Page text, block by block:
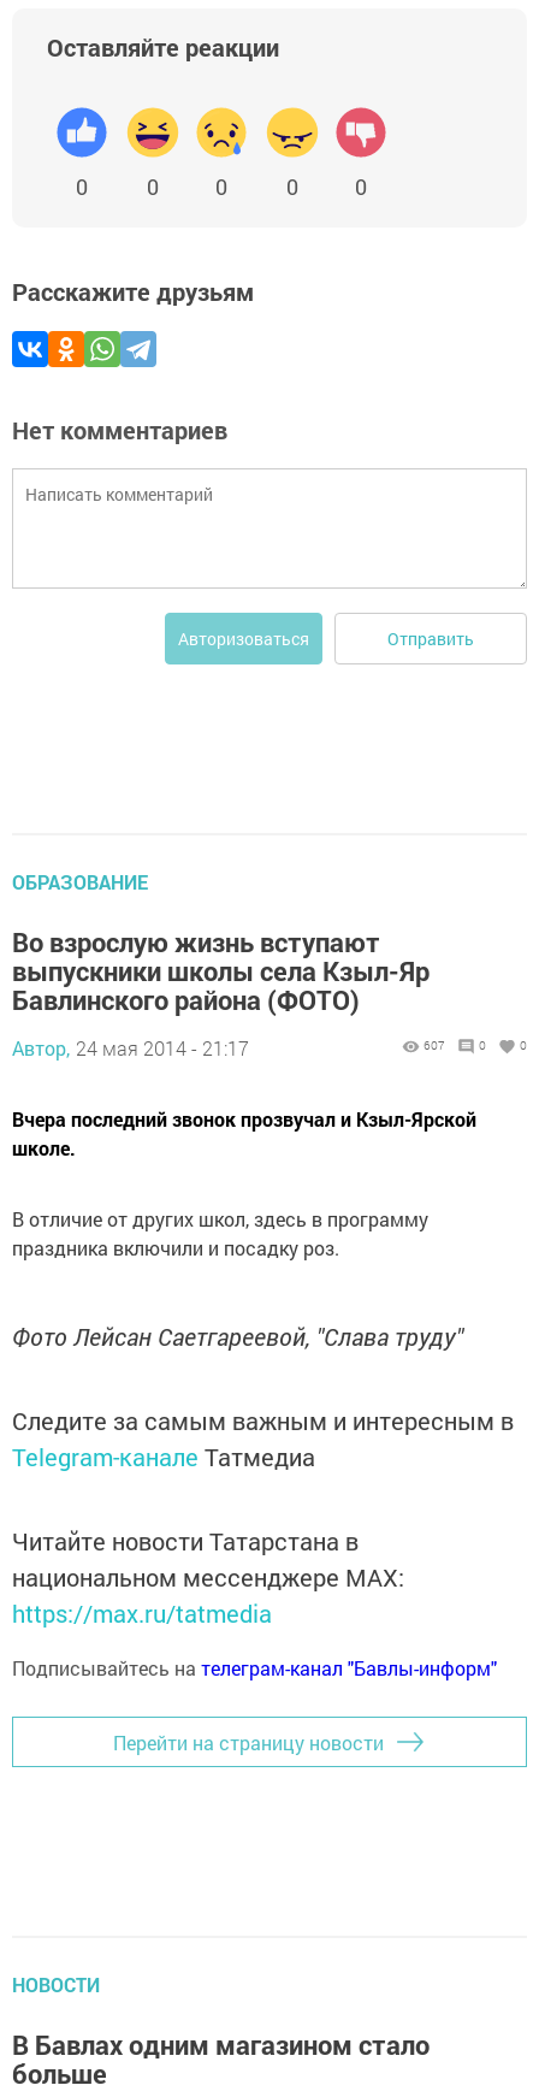
Оставляйте реакции
0 0 0 0 0
Расскажите друзьям
Нет комментариев
Авторизоваться Отправить
ОБРАЗОВАНИЕ
Во взрослую жизнь вступают
выпускники школы села Кзыл-Яр
Бавлинского района (ФОТО)
Автор, 24 мая 2014 - 21:17 607 0 0
Вчера последний звонок прозвучал и Кзыл-Ярской
школе.
В отличие от других школ, здесь в программу
праздника включили и посадку роз.
Фото Лейсан Саетгареевой, "Слава труду"
Следите за самым важным и интересным в
Telegram-канале Татмедиа
Читайте новости Татарстана в
национальном мессенджере MАХ:
https://max.ru/tatmedia
Подписывайтесь на телеграм-канал "Бавлы-информ"
Перейти на страницу новости
НОВОСТИ
В Бавлах одним магазином стало
больше